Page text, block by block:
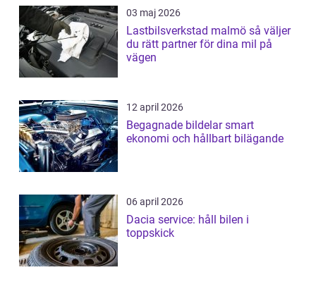
03 maj 2026
Lastbilsverkstad malmö så väljer
du rätt partner för dina mil på
vägen
12 april 2026
Begagnade bildelar smart
ekonomi och hållbart bilägande
06 april 2026
Dacia service: håll bilen i
toppskick